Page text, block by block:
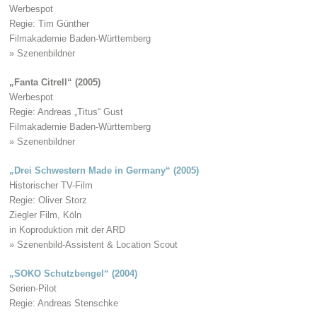
Werbespot
Regie: Tim Günther
Filmakademie Baden-Württemberg
» Szenenbildner
„Fanta Citrell“ (2005)
Werbespot
Regie: Andreas „Titus“ Gust
Filmakademie Baden-Württemberg
» Szenenbildner
„Drei Schwestern Made in Germany“ (2005)
Historischer TV-Film
Regie: Oliver Storz
Ziegler Film, Köln
in Koproduktion mit der ARD
» Szenenbild-Assistent & Location Scout
„SOKO Schutzbengel“ (2004)
Serien-Pilot
Regie: Andreas Stenschke